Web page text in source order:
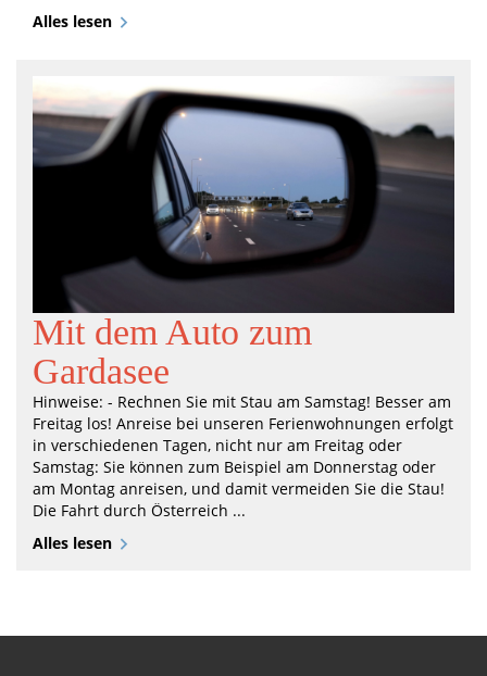
Alles lesen
Mit dem Auto zum
Gardasee
Hinweise: - Rechnen Sie mit Stau am Samstag! Besser am
Freitag los! Anreise bei unseren Ferienwohnungen erfolgt
in verschiedenen Tagen, nicht nur am Freitag oder
Samstag: Sie können zum Beispiel am Donnerstag oder
am Montag anreisen, und damit vermeiden Sie die Stau!
Die Fahrt durch Österreich ...
Alles lesen